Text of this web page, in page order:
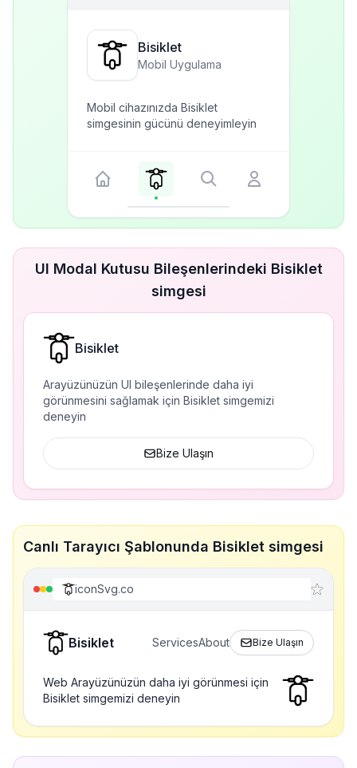
Bisiklet
Mobil Uygulama
Mobil cihazınızda Bisiklet
simgesinin gücünü deneyimleyin
UI Modal Kutusu Bileşenlerindeki Bisiklet
simgesi
Bisiklet
Arayüzünüzün UI bileşenlerinde daha iyi
görünmesini sağlamak için Bisiklet simgemizi
deneyin
Bize Ulaşın
Canlı Tarayıcı Şablonunda Bisiklet simgesi
iconSvg.co
Bisiklet ServicesAbout Bize Ulaşın
Web Arayüzünüzün daha iyi görünmesi için
Bisiklet simgemizi deneyin